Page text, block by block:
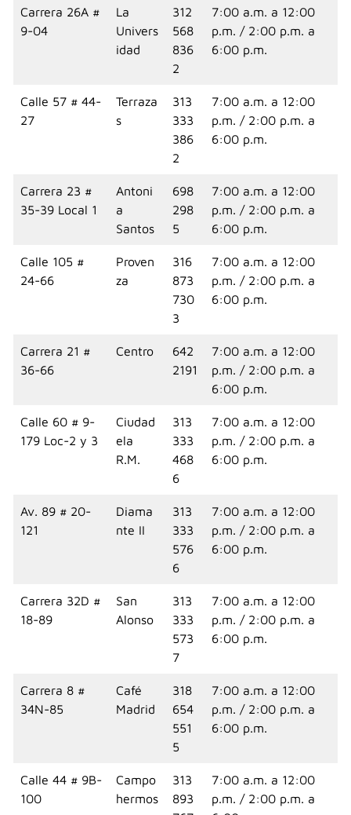
Carrera 26A #
9-04
La
Univers
idad
312
568
836
2
7:00 a.m. a 12:00
p.m. / 2:00 p.m. a
6:00 p.m.
Calle 57 # 44-
27
Terraza
s
313
333
386
2
7:00 a.m. a 12:00
p.m. / 2:00 p.m. a
6:00 p.m.
Carrera 23 #
35-39 Local 1
Antoni
a
Santos
698
298
5
7:00 a.m. a 12:00
p.m. / 2:00 p.m. a
6:00 p.m.
Calle 105 #
24-66
Proven
za
316
873
730
3
7:00 a.m. a 12:00
p.m. / 2:00 p.m. a
6:00 p.m.
Carrera 21 #
36-66
Centro
642
2191
7:00 a.m. a 12:00
p.m. / 2:00 p.m. a
6:00 p.m.
Calle 60 # 9-
179 Loc-2 y 3
Ciudad
ela
R.M.
313
333
468
6
7:00 a.m. a 12:00
p.m. / 2:00 p.m. a
6:00 p.m.
Av. 89 # 20-
121
Diama
nte II
313
333
576
6
7:00 a.m. a 12:00
p.m. / 2:00 p.m. a
6:00 p.m.
Carrera 32D #
18-89
San
Alonso
313
333
573
7
7:00 a.m. a 12:00
p.m. / 2:00 p.m. a
6:00 p.m.
Carrera 8 #
34N-85
Café
Madrid
318
654
551
5
7:00 a.m. a 12:00
p.m. / 2:00 p.m. a
6:00 p.m.
Calle 44 # 9B-
100
Campo
hermos
313
893
7:00 a.m. a 12:00
p.m. / 2:00 p.m. a